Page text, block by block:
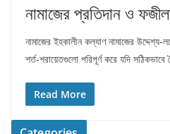
নামাজের প্রতিদান ও
নামাজের ইহকালীন কল্যাণ নামাজের উদ্দেশ্য-
শর্ত-শরায়েতগুলো পরিপূর্ণ করে যদি
Read More